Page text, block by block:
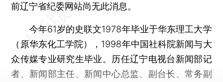
前辽宁省纪委网站尚无此消息。
今年61岁的史联文1978年毕业于华东理工大学
（原华东化工学院），1998年中国社科院新闻与大
众传媒专业研究生毕业。历任辽宁电视台新闻部记
者、新闻部主任、新闻中心总监、副台长、常务副